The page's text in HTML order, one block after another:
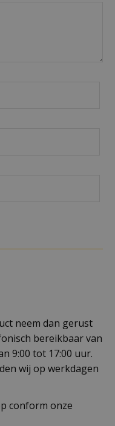
neem dan gerust
bereikbaar van
9:00 tot 17:00 uur.
wij op werkdagen
conform onze